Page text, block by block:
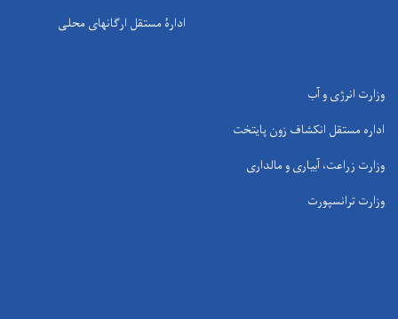
ادارۀ مستقل ارگانهای محلی
وزارت انرژی و آب
اداره مستقل انکشاف زون پایتخت
وزارت زراعت، آبیاری و مالداری
وزارت ترانسپورت